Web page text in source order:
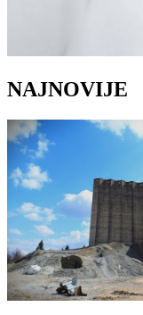
NAJNOVIJE